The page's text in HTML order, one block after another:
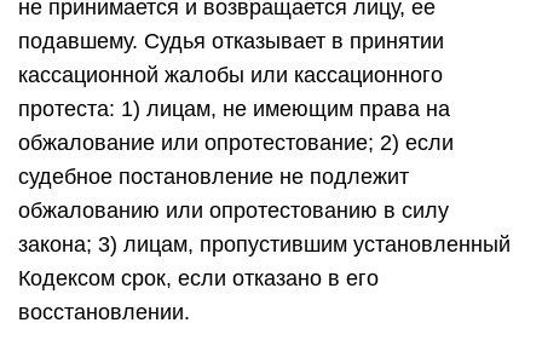
не принимается и возвращается лицу, ее
подавшему. Судья отказывает в принятии
кассационной жалобы или кассационного
протеста: 1) лицам, не имеющим права на
обжалование или опротестование; 2) если
судебное постановление не подлежит
обжалованию или опротестованию в силу
закона; 3) лицам, пропустившим установленный
Кодексом срок, если отказано в его
восстановлении.